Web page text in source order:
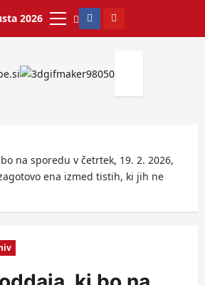
2026
na sporedu v četrtek, 19. 2. 2026,
ena izmed tistih, ki jih ne